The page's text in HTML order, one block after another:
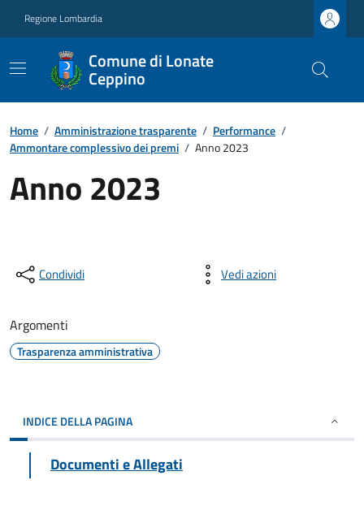
Regione Lombardia
Comune di Lonate
Ceppino
Home / Amministrazione trasparente / Performance /
Ammontare complessivo dei premi / Anno 2023
Anno 2023
Condividi Vedi azioni
Argomenti
Trasparenza amministrativa
INDICE DELLA PAGINA
Documenti e Allegati